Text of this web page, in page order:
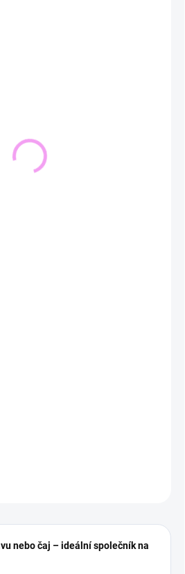
nebo čaj – ideální společník na